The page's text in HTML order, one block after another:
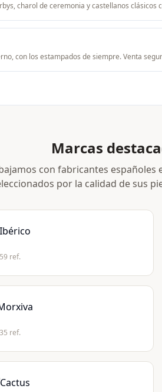
charol de ceremonia y castellanos clásicos
con los estampados de siempre. Venta
Marcas
con fabricantes españoles
por la calidad de sus
59 ref.
35 ref.